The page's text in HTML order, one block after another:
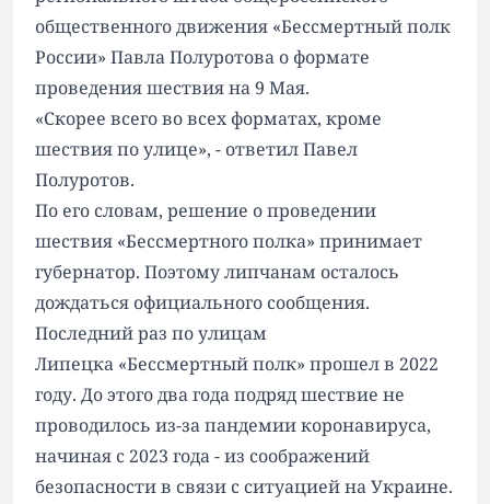
общественного движения «Бессмертный полк
России» Павла Полуротова о формате
проведения шествия на 9 Мая.
«Скорее всего во всех форматах, кроме
шествия по улице», - ответил Павел
Полуротов.
По его словам, решение о проведении
шествия «Бессмертного полка» принимает
губернатор. Поэтому липчанам осталось
дождаться официального сообщения.
Последний раз по улицам
Липецка «Бессмертный полк» прошел в 2022
году. До этого два года подряд шествие не
проводилось из-за пандемии коронавируса,
начиная с 2023 года - из соображений
безопасности в связи с ситуацией на Украине.